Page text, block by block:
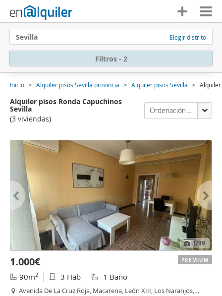
Sevilla Elegir distrito
Filtros - 2
Inicio Alquiler pisos Sevilla provincia Alquiler pisos Sevilla Alquiler
Alquiler pisos Ronda Capuchinos
Sevilla
(3 viviendas)
Ordenación Enalquiler
1/19
1.000€
90m2 3 Hab 1 Baño
Avenida De La Cruz Roja, Macarena, León XIII, Los Naranjos,
PREMIUM